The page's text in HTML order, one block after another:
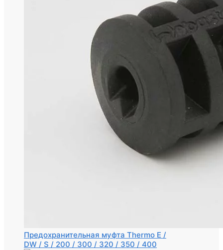
Предохранительная муфта Thermo E /
DW / S / 200 / 300 / 320 / 350 / 400